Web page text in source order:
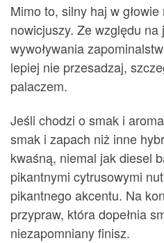
Mimo to, silny haj w
nowicjuszy. Ze względu na
wywoływania
lepiej nie przesadzaj,
palaczem.
Jeśli chodzi o smak i
smak i zapach niż inne
kwaśną, niemal jak diesel
pikantnymi cytrusowymi
pikantnego akcentu. Na
przypraw, która dopełnia
niezapomniany finisz.